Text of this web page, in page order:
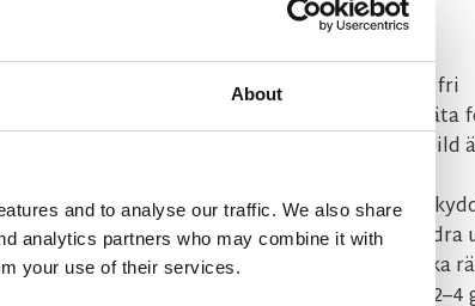
About
and to analyse our traffic. We also share
analytics partners who may combine it with
your use of their services.
Protection är en silikonbaserad och PFAS-fri
som ger optimalt skydd mot väta
och Tex-material. Med sin unika, raka spraybild
Universal Protection är idealisk för att
dynor, tält, markiser, parasoller och
och smuts, utan att använda PFAS. En flaska
och produkten rekommenderas att användas